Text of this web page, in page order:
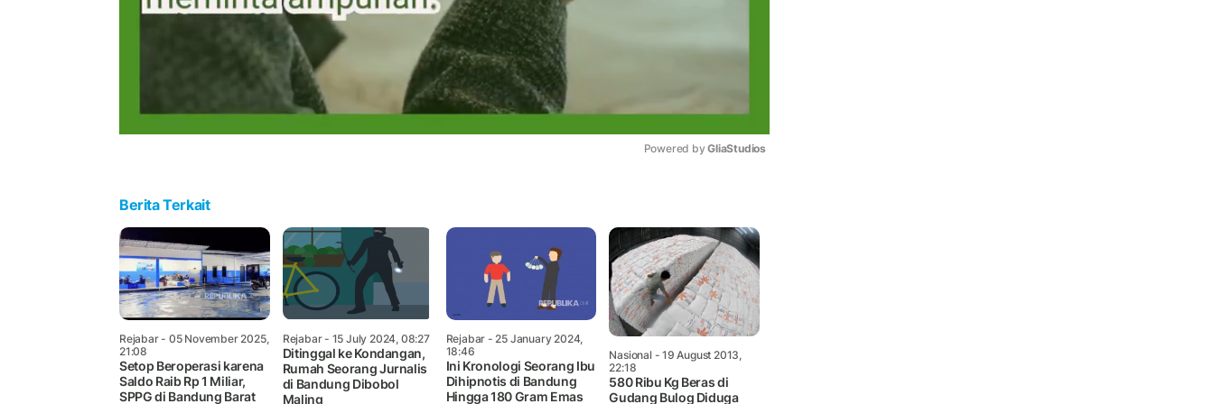
Powered by GliaStudios
Berita Terkait
Rejabar- 05 November 2025,
21:08
Setop Beroperasi karena
Saldo Raib Rp 1 Miliar,
SPPG di Bandung Barat
Rejabar- 15 July 2024, 08:27
Ditinggal ke Kondangan,
Rumah Seorang Jurnalis
di Bandung Dibobol
Maling
Rejabar - 25 January 2024,
18:46
Ini Kronologi Seorang Ibu
Dihipnotis di Bandung
Hingga 180 Gram Emas
Nasional - 19 August 2013,
22:18
580 Ribu Kg Beras di
Gudang Bulog Diduga